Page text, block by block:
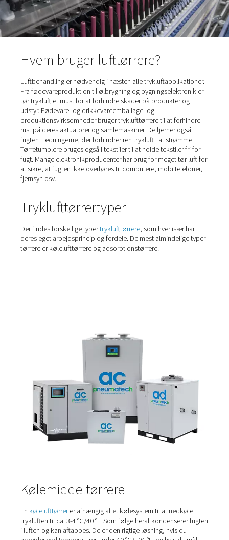
Hvem bruger lufttørrere?
Luftbehandling er nødvendig i næsten alle
Fra fødevareproduktion til ølbrygning og
tør trykluft et must for at forhindre skader på produkter
at sikre, at fugten ikke overføres til computere,
Tryklufttørrertyper
Der findes forskellige typertryklufttørrere
, som hver
deres eget arbejdsprincip og fordele. De mest
tørrere er kølelufttørrere og adsorptionstørrere.